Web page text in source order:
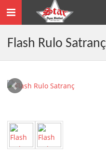
Toggle
navigation
Flash Rulo Satranç